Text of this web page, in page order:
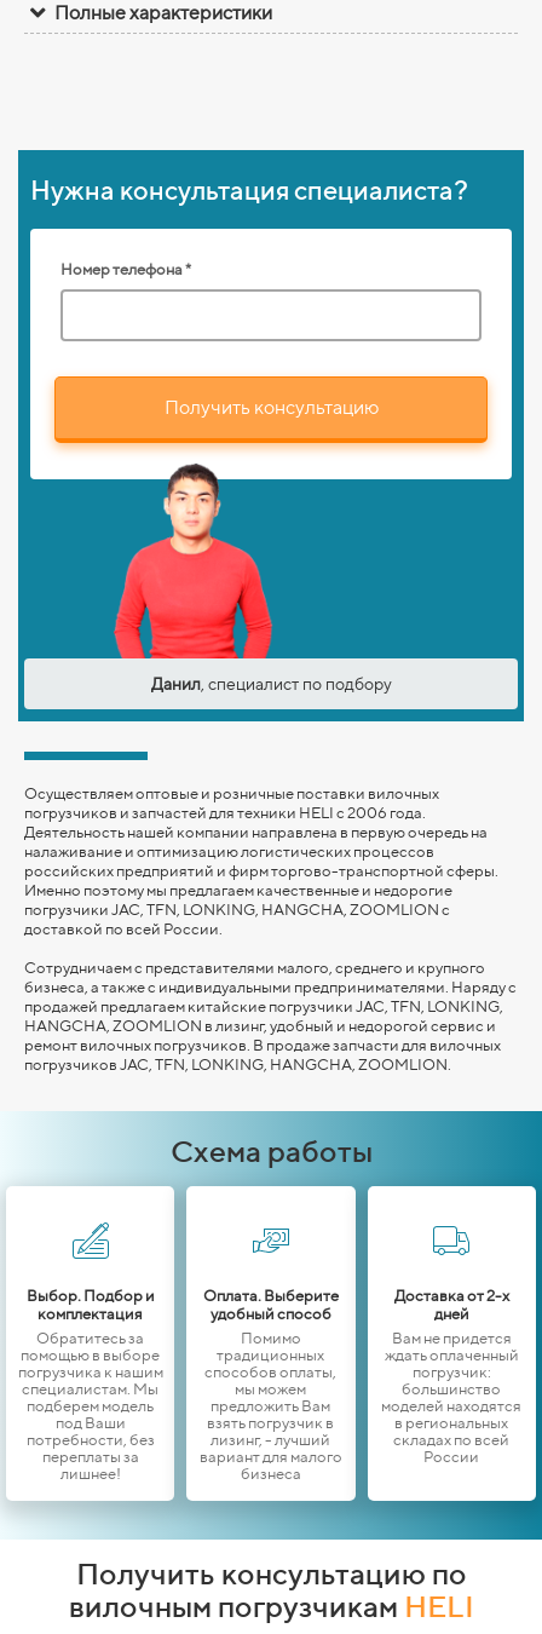
Полные характеристики
Нужна консультация специалиста?
Номер телефона *
Получить консультацию
Данил, специалист по подбору
Осуществляем оптовые и розничные поставки вилочных
погрузчиков и запчастей для техники HELI с 2006 года.
Деятельность нашей компании направлена в первую очередь на
налаживание и оптимизацию логистических процессов
российских предприятий и фирм торгово-транспортной сферы.
Именно поэтому мы предлагаем качественные и недорогие
погрузчики JAC, TFN, LONKING, HANGCHA, ZOOMLION с
доставкой по всей России.
Сотрудничаем с представителями малого, среднего и крупного
бизнеса, а также с индивидуальными предпринимателями. Наряду с
продажей предлагаем китайские погрузчики JAC, TFN, LONKING,
HANGCHA, ZOOMLION в лизинг, удобный и недорогой сервис и
ремонт вилочных погрузчиков. В продаже запчасти для вилочных
погрузчиков JAC, TFN, LONKING, HANGCHA, ZOOMLION
Схема работы
Выбор. Подбор и
комплектация
Обратитесь за
помощью в выборе
погрузчика к нашим
специалистам. Мы
подберем модель
под Ваши
потребности, без
переплаты за
лишнее!
Оплата. Выберите
удобный способ
Помимо
традиционных
способов оплаты,
мы можем
предложить Вам
взять погрузчик в
лизинг, - лучший
вариант для малого
бизнеса
Доставка от 2-х
дней
Вам не придется
ждать оплаченный
погрузчик:
большинство
моделей находятся
в региональных
складах по всей
России
Получить консультацию по
вилочным погрузчикам HELI